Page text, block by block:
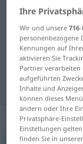
Polnisch-
Polnisch-
"fotel"
"fotel"
Ihre
Wir und unsere716
personenbezogene
Kennungen auf
aktivieren Sie
Partner verarbeiten
aufgeführten
Inhalte und
können dieses
ändern oder Ihre
Privatsphäre-
Einstellungen
finden Sie in